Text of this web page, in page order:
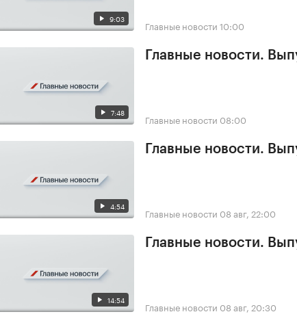
9:03 Главные новости 10:00
7:48
Главные новости.
Главные новости 08:00
4:54
Главные новости.
Главные новости 08 авг, 22:00
14:54
Главные новости.
Главные новости 08 авг, 20:30